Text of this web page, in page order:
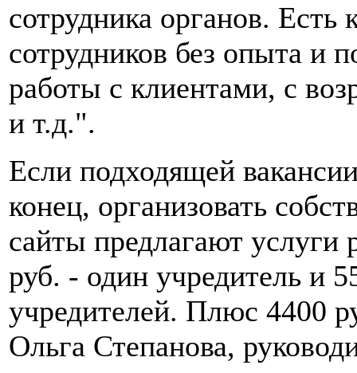
сотрудника органов. Есть
сотрудников без опыта и
работы с клиентами, с
и т.д.".
Если подходящей
конец, организовать
сайты предлагают
руб. - один учредитель и
учредителей. Плюс 4400
Ольга Степанова,